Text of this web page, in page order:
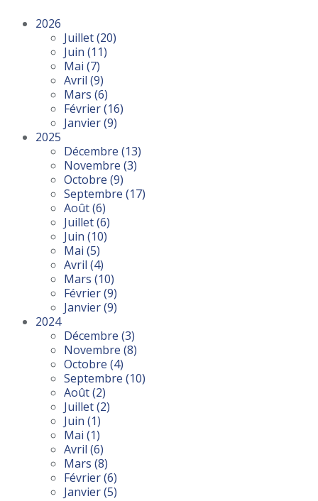
2026
Juillet(20)
Juin (11)
Mai (7)
Avril (9)
Mars (6)
Février(16)
Janvier(9)
2025
Décembre (13)
Novembre (3)
Octobre (9)
Septembre (17)
Août(6)
Juillet(6)
Juin (10)
Mai (5)
Avril (4)
Mars (10)
Février(9)
Janvier(9)
2024
Décembre (3)
Novembre (8)
Octobre (4)
Septembre (10)
Août(2)
Juillet(2)
Juin (1)
Mai (1)
Avril (6)
Mars (8)
Février(6)
Janvier(5)